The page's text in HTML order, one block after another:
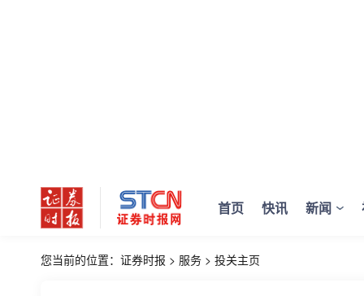
首页 快讯 新闻
您当前的位置： 证券时报 > 服务 > 投关主页